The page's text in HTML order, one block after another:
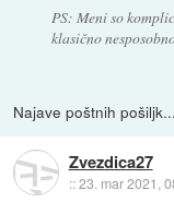
PS: Meni so
klasično
Najave poštnih
Zvezdica27
::23. mar 2021,